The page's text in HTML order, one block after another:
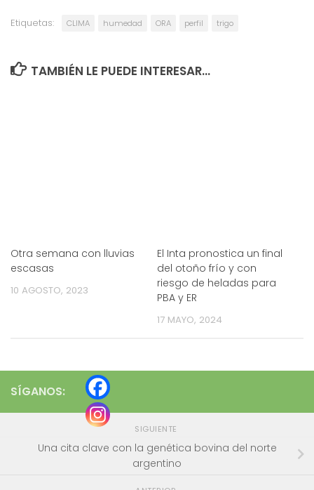
Etiquetas: CLIMA humedad ORA perfil trigo
TAMBIÉN LE PUEDE INTERESAR...
Otra semana con lluvias
escasas
10 AGOSTO, 2023
El Inta pronostica un final
del otoño frío y con
riesgo de heladas para
PBA y ER
17 MAYO, 2024
SÍGANOS:
SIGUIENTE
Una cita clave con la genética bovina del norte
argentino